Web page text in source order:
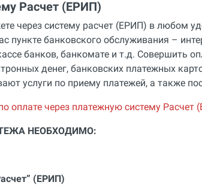
Расчет (ЕРИП)
через систему расчет (ЕРИП) в любом
пункте банковского обслуживания –
банков, банкомате и т.д. Совершить
денег, банковских платежных
услуги по приему платежей, а также
оплате через платежную систему Расчет
НЕОБХОДИМО:
(ЕРИП)